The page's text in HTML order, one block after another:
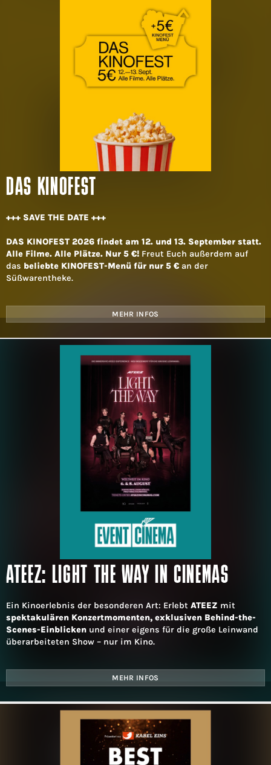
DAS KINOFEST
+++ SAVE THE DATE +++
DAS KINOFEST 2026 findet am 12. und 13. September statt.
Alle Filme. Alle Plätze. Nur 5 €! Freut Euch außerdem auf
das beliebte KINOFEST-Menü für nur 5 € an der
Süßwarentheke.
MEHR INFOS
ATEEZ: LIGHT THE WAY IN CINEMAS
Ein Kinoerlebnis der besonderen Art: Erlebt ATEEZ mit
spektakulären Konzertmomenten, exklusiven Behind-the-
Scenes-Einblicken und einer eigens für die große Leinwand
überarbeiteten Show – nur im Kino.
MEHR INFOS